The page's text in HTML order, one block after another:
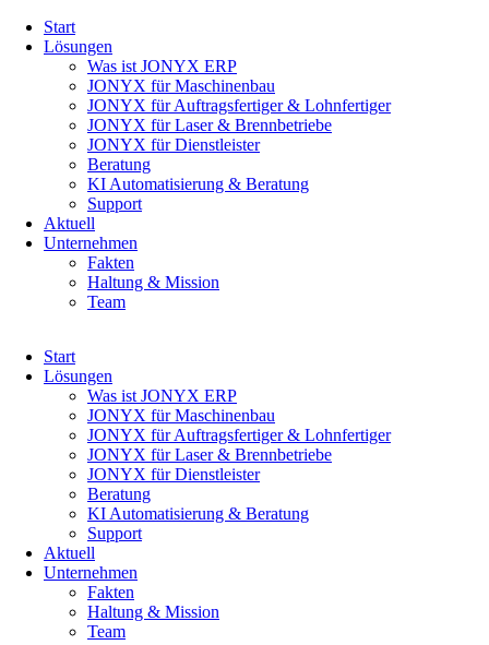
überspringen
Start
Lösungen
Was ist JONYX ERP
JONYX für Maschinenbau
JONYX für Auftragsfertiger & Lohnfertiger
JONYX für Laser & Brennbetriebe
JONYX für Dienstleister
Beratung
KI Automatisierung & Beratung
Support
Aktuell
Unternehmen
Fakten
Haltung & Mission
Team
überspringen
Start
Lösungen
Was ist JONYX ERP
JONYX für Maschinenbau
JONYX für Auftragsfertiger & Lohnfertiger
JONYX für Laser & Brennbetriebe
JONYX für Dienstleister
Beratung
KI Automatisierung & Beratung
Support
Aktuell
Unternehmen
Fakten
Haltung & Mission
Team